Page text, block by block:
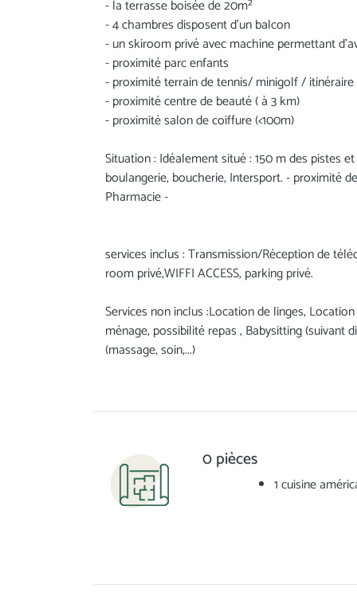
- la terrasse boisée de 20m²
- 4 chambres disposent d'un balcon
- un skiroom privé avec machine permettant
- proximité parc enfants
- proximité terrain de tennis/ minigolf /
- proximité centre de beauté ( à 3 km)
- proximité salon de coiffure (<100m)
Situation : Idéalement situé : 150 m des pistes
boulangerie, boucherie, Intersport. - proximité
Pharmacie -
services inclus : Transmission/Réception de
room privé,WIFFI ACCESS, parking privé.
Services non inclus :Location de linges,
ménage, possibilité repas , Babysitting (suivant
(massage, soin,...)
0 pièces
1 cuisine